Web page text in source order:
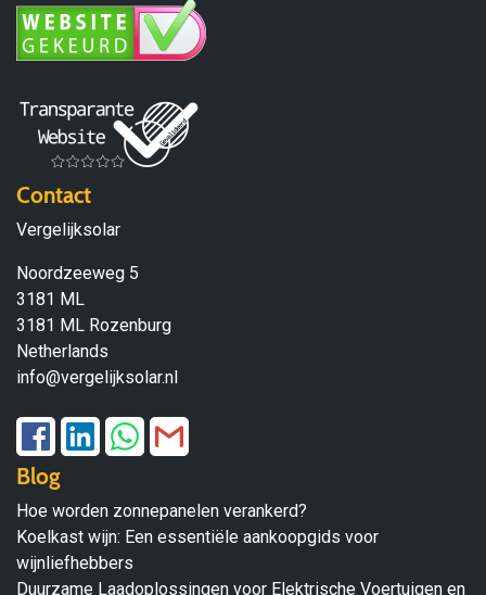
Contact
Vergelijksolar
Noordzeeweg 5
3181 ML
3181 ML Rozenburg
Netherlands
info@vergelijksolar.nl
Blog
Hoe worden zonnepanelen verankerd?
Koelkast wijn: Een essentiële aankoopgids voor
wijnliefhebbers
Duurzame Laadoplossingen voor Elektrische Voertuigen en